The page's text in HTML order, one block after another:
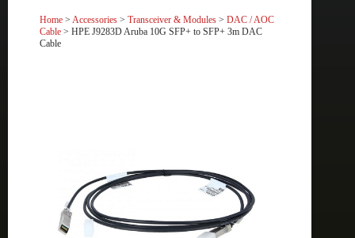
Home > Accessories > Transceiver & Modules > DAC / AOC
Cable > HPE J9283D Aruba 10G SFP+ to SFP+ 3m DAC
Cable